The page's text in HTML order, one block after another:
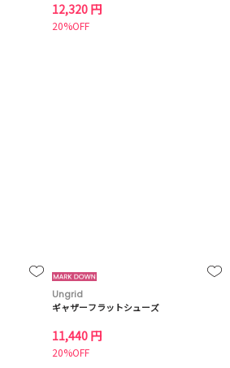
12,320 円
20%OFF
Ungrid
ギャザーフラットシューズ
11,440 円
20%OFF